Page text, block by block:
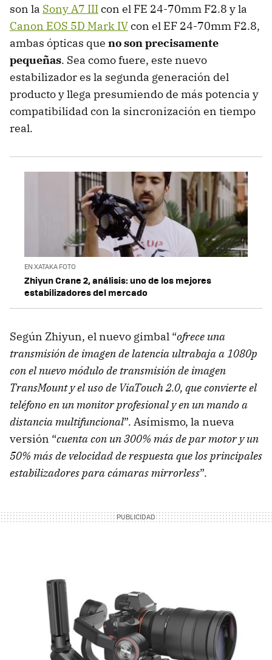
son la Sony A7 IIIcon el FE 24-70mm F2.8 y la
Canon EOS 5D Mark IVcon el EF 24-70mm F2.8,
ambas ópticas que no son precisamente
pequeñas. Sea como fuere, este nuevo
estabilizador es la segunda generación del
producto y llega presumiendo de más potencia y
compatibilidad con la sincronización en tiempo
real.
EN XATAKA FOTO
Zhiyun Crane 2, análisis: uno de los mejores
estabilizadores del mercado
Según Zhiyun, el nuevo gimbal “ofrece una
transmisión de imagen de latencia ultrabaja a 1080p
con el nuevo módulo de transmisión de imagen
TransMount y el uso de ViaTouch 2.0, que convierte el
teléfono en un monitor profesional y en un mando a
distancia multifuncional”. Asímismo, la nueva
versión “cuenta con un 300% más de par motor y un
50% más de velocidad de respuesta que los principales
estabilizadores para cámaras mirrorless”.